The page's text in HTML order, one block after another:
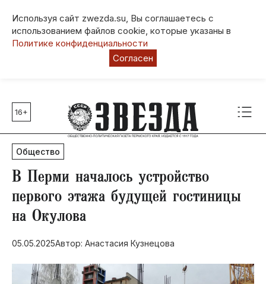
Используя сайт zwezda.su, Вы соглашаетесь с
использованием файлов cookie, которые указаны в
Политике конфиденциальности
Согласен
Главные темы
80 лет Победы
Молодежная столица РФ
СВО
Выборы в Пермском крае
Социальная поддержка
Инфраструктура
Благоустройство
16+
Общество
​В Перми началось устройство
первого этажа будущей гостиницы
на Окулова
05.05.2025Автор: Анастасия Кузнецова